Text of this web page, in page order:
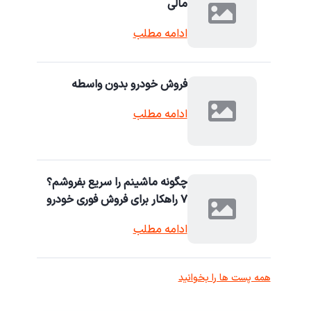
مالی
ادامه مطلب
فروش خودرو بدون واسطه
ادامه مطلب
چگونه ماشینم را سریع بفروشم؟
۷ راهکار برای فروش فوری خودرو
ادامه مطلب
همه پست ها را بخوانید